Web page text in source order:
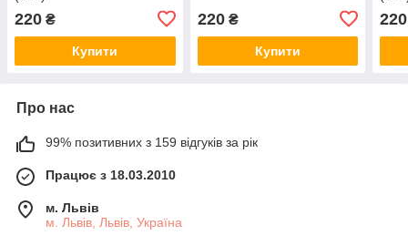
220 ₴
Купити
220₴
Купити
220
Про нас
99% позитивних з 159 відгуків за рік
Працює з 18.03.2010
м. Львів
м. Львів, Львів, Україна